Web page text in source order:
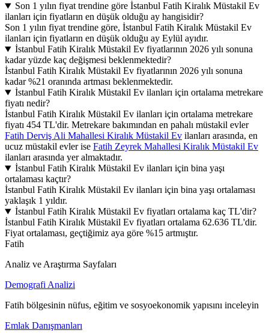
Son 1 yılın fiyat trendine göre İstanbul Fatih Kiralık Müstakil Ev
ilanları için fiyatların en düşük olduğu ay hangisidir?
Son 1 yılın fiyat trendine göre, İstanbul Fatih Kiralık Müstakil Ev
ilanları için fiyatların en düşük olduğu ay Eylül ayıdır.
İstanbul Fatih Kiralık Müstakil Ev fiyatlarının 2026 yılı sonuna
kadar yüzde kaç değişmesi beklenmektedir?
İstanbul Fatih Kiralık Müstakil Ev fiyatlarının 2026 yılı sonuna
kadar %21 oranında artması beklenmektedir.
İstanbul Fatih Kiralık Müstakil Ev ilanları için ortalama metrekare
fiyatı nedir?
İstanbul Fatih Kiralık Müstakil Ev ilanları için ortalama metrekare
fiyatı 454 TL'dir. Metrekare bakımından en pahalı müstakil evler
Fatih Derviş Ali Mahallesi Kiralık Müstakil Ev ilanları arasında, en
ucuz müstakil evler ise Fatih Zeyrek Mahallesi Kiralık Müstakil Ev
ilanları arasında yer almaktadır.
İstanbul Fatih Kiralık Müstakil Ev ilanları için bina yaşı
ortalaması kaçtır?
İstanbul Fatih Kiralık Müstakil Ev ilanları için bina yaşı ortalaması
yaklaşık 1 yıldır.
İstanbul Fatih Kiralık Müstakil Ev fiyatları ortalama kaç TL'dir?
İstanbul Fatih Kiralık Müstakil Ev fiyatları ortalama 62.636 TL'dir.
Fiyat ortalaması, geçtiğimiz aya göre %15 artmıştır.
Fatih
Analiz ve Araştırma Sayfaları
Demografi Analizi
Fatih bölgesinin nüfus, eğitim ve sosyoekonomik yapısını inceleyin
Emlak Danışmanları